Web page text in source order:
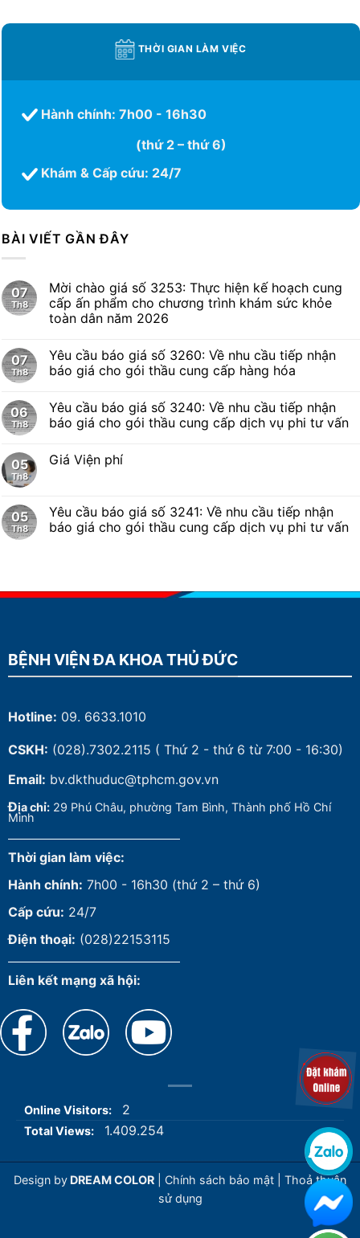
THỜI GIAN LÀM VIỆC
Hành chính: 7h00 - 16h30
(thứ 2 – thứ 6)
Khám & Cấp cứu: 24/7
BÀI VIẾT GẦN ĐÂY
07
Th8
Mời chào giá số 3253: Thực hiện kế hoạch cung
cấp ấn phẩm cho chương trình khám sức khỏe
toàn dân năm 2026
07
Th8
Yêu cầu báo giá số 3260: Về nhu cầu tiếp nhận
báo giá cho gói thầu cung cấp hàng hóa
06
Th8
Yêu cầu báo giá số 3240: Về nhu cầu tiếp nhận
báo giá cho gói thầu cung cấp dịch vụ phi tư vấn
05
Th8
Giá Viện phí
05
Th8
Yêu cầu báo giá số 3241: Về nhu cầu tiếp nhận
báo giá cho gói thầu cung cấp dịch vụ phi tư vấn
BỆNH VIỆN ĐA KHOA THỦ ĐỨC
Hotline: 09. 6633.1010
CSKH: (028).7302.2115 ( Thứ 2 - thứ 6 từ 7:00 - 16:30)
Email: bv.dkthuduc@tphcm.gov.vn
Địa chỉ: 29 Phú Châu, phường Tam Bình, Thành phố Hồ Chí
Minh
Thời gian làm việc:
Hành chính: 7h00 - 16h30 (thứ 2 – thứ 6)
Cấp cứu: 24/7
Điện thoại: (028)22153115
Liên kết mạng xã hội:
Online Visitors: 2
Total Views: 1.409.254
Design by DREAM COLOR Chính sách bảo mật
Thoả thuận
sử dụng